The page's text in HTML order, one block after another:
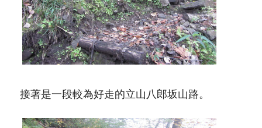
接著是一段較為好走的立山八郎坂山路。